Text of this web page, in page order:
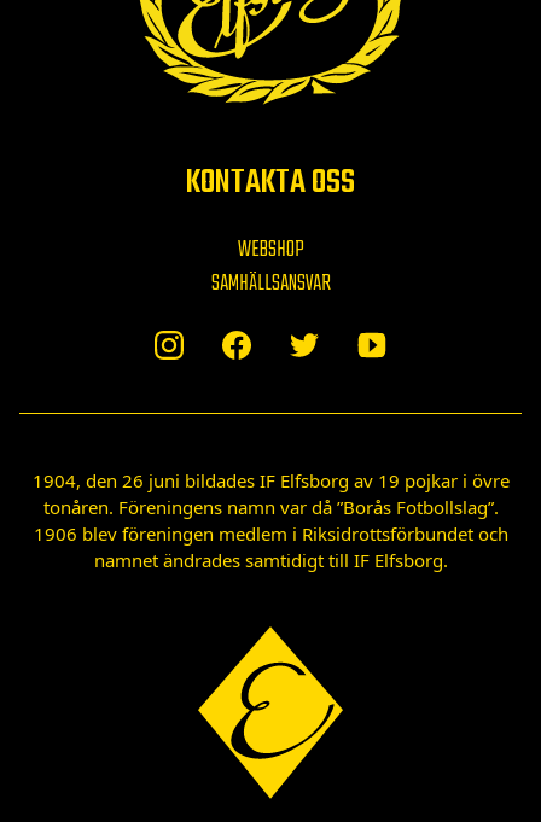
KONTAKTA OSS
WEBSHOP
SAMHÄLLSANSVAR
1904, den 26 juni bildades IF Elfsborg av 19 pojkar i övre
tonåren. Föreningens namn var då ”Borås Fotbollslag”.
1906 blev föreningen medlem i Riksidrottsförbundet och
namnet ändrades samtidigt till IF Elfsborg.